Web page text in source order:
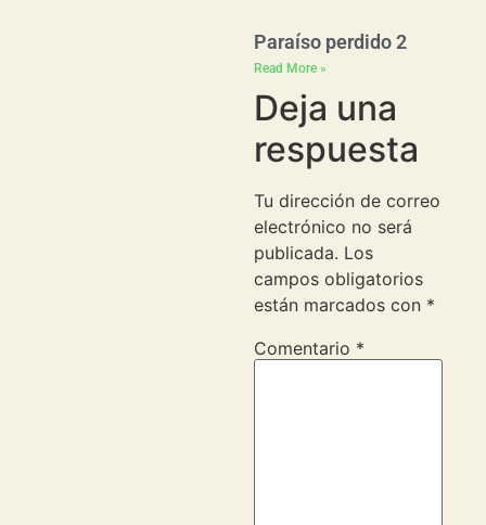
Paraíso perdido 2
Read More »
Deja una
respuesta
Tu dirección de correo
electrónico no será
publicada. Los
campos obligatorios
están marcados con *
Comentario *